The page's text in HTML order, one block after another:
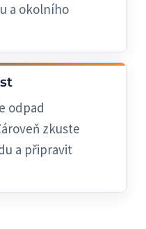
a okolního
odpad
zkuste
a připravit